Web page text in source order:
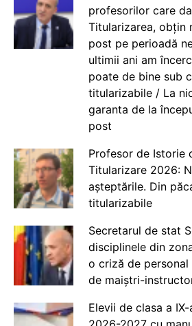
profesorilor care
Titularizarea, obțin
post pe perioadă
ultimii ani am
poate de bine sub
titularizabile / La
garanta de la
post
Profesor de Istorie
Titularizare 2026:
așteptările. Din
titularizabile
Secretarul de stat
disciplinele din
o criză de
de maiștri-
Elevii de clasa a